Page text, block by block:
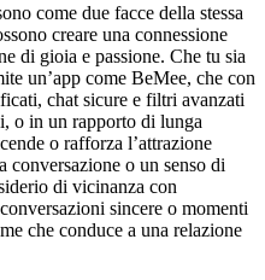
come due facce della stessa
creare una connessione
di gioia e passione. Che tu sia
un’app come BeMee, che con
chat sicure e filtri avanzati
o in un rapporto di lunga
o rafforza l’attrazione
conversazione o un senso di
di vicinanza con
sincere o momenti
che conduce a una relazione